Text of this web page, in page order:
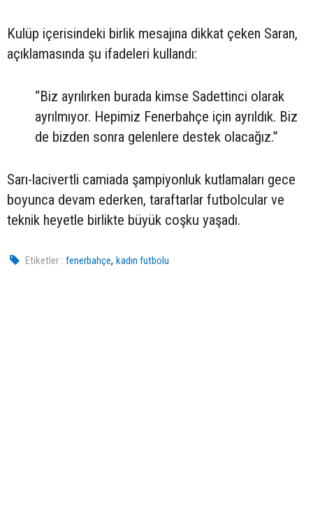
Kulüp içerisindeki birlik mesajına dikkat çeken Saran,
açıklamasında şu ifadeleri kullandı:
“Biz ayrılırken burada kimse Sadettinci olarak
ayrılmıyor. Hepimiz Fenerbahçe için ayrıldık. Biz
de bizden sonra gelenlere destek olacağız.”
Sarı-lacivertli camiada şampiyonluk kutlamaları gece
boyunca devam ederken, taraftarlar futbolcular ve
teknik heyetle birlikte büyük coşku yaşadı.
Etiketler : fenerbahçe,kadın futbolu